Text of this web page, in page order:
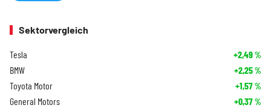
Sektorvergleich
Tesla +2,49%
BMW +2,25%
Toyota Motor +1,57%
General Motors +0,37%